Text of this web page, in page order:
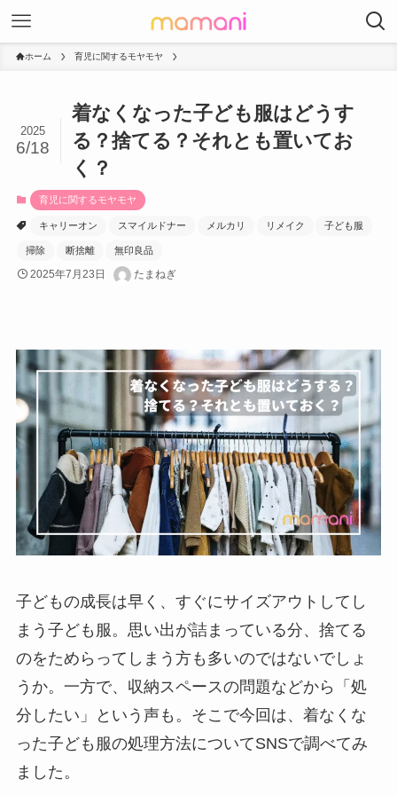
ホーム 育児に関するモヤモヤ
着なくなった子ども服はどうす
る？捨てる？それとも置いてお
く？
2025
6/18
育児に関するモヤモヤ
キャリーオン スマイルドナー メルカリ リメイク 子ども服
掃除 断捨離 無印良品
2025年7月23日 たまねぎ
子どもの成長は早く、すぐにサイズアウトしてし
まう子ども服。思い出が詰まっている分、捨てる
のをためらってしまう方も多いのではないでしょ
うか。一方で、収納スペースの問題などから「処
分したい」という声も。そこで今回は、着なくな
った子ども服の処理方法についてSNSで調べてみ
ました。